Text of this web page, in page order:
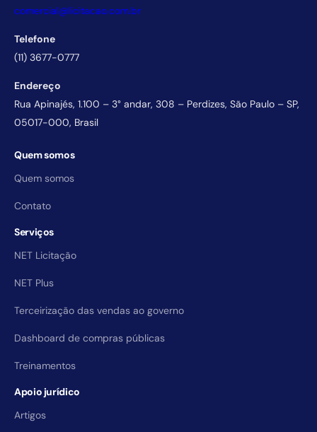
comercial@licitacao.com.br
Telefone
(11) 3677-0777
Endereço
Rua Apinajés, 1.100 – 3° andar, 308 – Perdizes, São Paulo – SP,
05017-000, Brasil
Quem somos
Quem somos
Contato
Serviços
NET Licitação
NET Plus
Terceirização das vendas ao governo
Dashboard de compras públicas
Treinamentos
Apoio jurídico
Artigos